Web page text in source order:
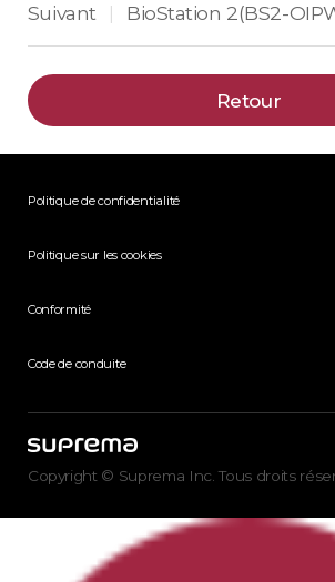
Suivant |
Retour
Politique de confidentialité
Politique sur les cookies
Conformité
Code de conduite
Copyright © Suprema Inc. Tous droits